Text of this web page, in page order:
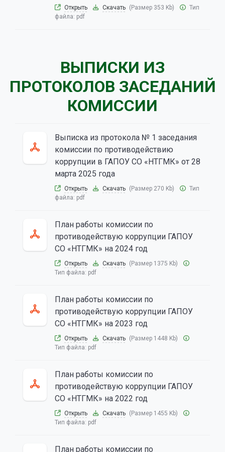
Открыть Скачать (Размер 353 Kb)
Тип
файла: pdf
ВЫПИСКИ ИЗ
ПРОТОКОЛОВ ЗАСЕДАНИЙ
КОМИССИИ
Выписка из протокола № 1 заседания
комиссии по противодействию
коррупции в ГАПОУ СО «НТГМК» от 28
марта 2025 года
Открыть Скачать (Размер 270 Kb)
Тип
файла: pdf
План работы комиссии по
противодействую коррупции ГАПОУ
СО «НТГМК» на 2024 год
Открыть Скачать (Размер 1375 Kb)
Тип файла: pdf
План работы комиссии по
противодействую коррупции ГАПОУ
СО «НТГМК» на 2023 год
Открыть Скачать (Размер 1448 Kb)
Тип файла: pdf
План работы комиссии по
противодействую коррупции ГАПОУ
СО «НТГМК» на 2022 год
Открыть Скачать (Размер 1455 Kb)
Тип файла: pdf
План работы комиссии по